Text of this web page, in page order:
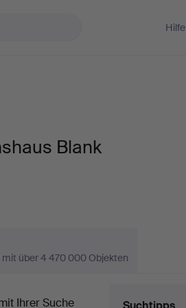
Hilfe
Blank
mit über 4 470 000 Objekten
Ihrer Suche